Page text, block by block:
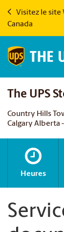
Visitez le site
Canada
The UPS
Country Hills
Calgary Alberta
Heures